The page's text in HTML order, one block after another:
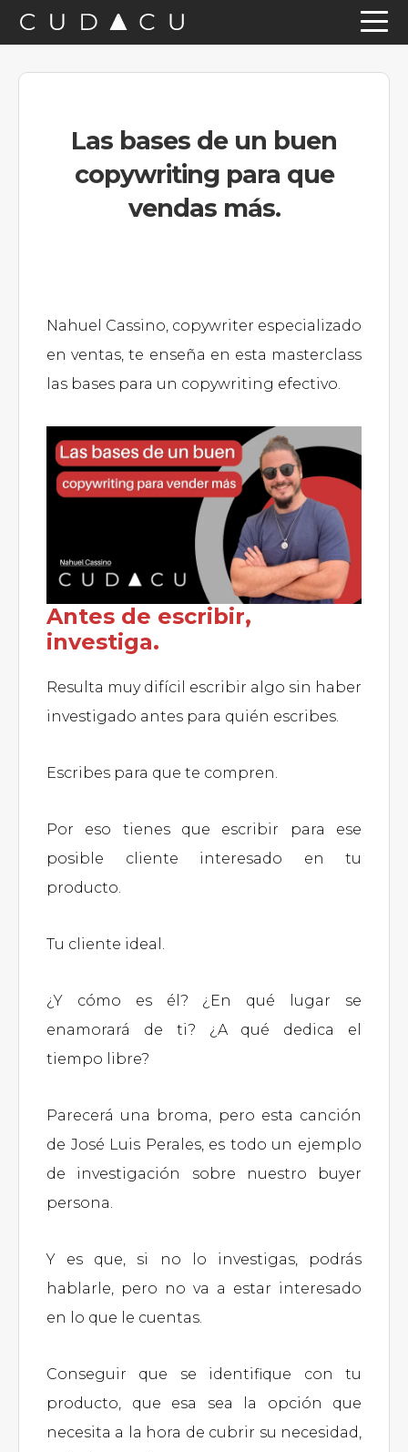
Saltar
a
Saltar
al
contenido
Saltar
a
Las bases de un buen
copywriting para que
vendas más.
Nahuel Cassino, copywriter especializado
en ventas, te enseña en esta masterclass
las bases para un copywriting efectivo.
Antes de escribir,
investiga.
Resulta muy difícil escribir algo sin haber
investigado antes para quién escribes.
Escribes para que te compren.
Por eso tienes que escribir para ese
posible cliente interesado en tu
producto.
Tu cliente ideal.
¿Y cómo es él? ¿En qué lugar se
enamorará de ti? ¿A qué dedica el
tiempo libre?
Parecerá una broma, pero esta canción
de José Luis Perales, es todo un ejemplo
de investigación sobre nuestro buyer
persona.
Y es que, si no lo investigas, podrás
hablarle, pero no va a estar interesado
en lo que le cuentas.
Conseguir que se identifique con tu
producto, que esa sea la opción que
necesita a la hora de cubrir su necesidad,